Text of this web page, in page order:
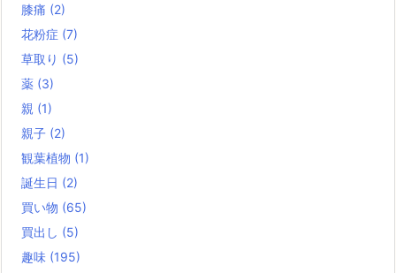
膝痛 (2)
花粉症 (7)
草取り (5)
薬 (3)
親 (1)
親子 (2)
観葉植物 (1)
誕生日 (2)
買い物 (65)
買出し (5)
趣味 (195)